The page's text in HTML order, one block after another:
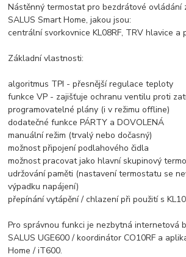
Nástěnný termostat pro bezdrátové ovládání
SALUS Smart Home, jakou jsou:
centrální svorkovnice KL08RF, TRV hlavice a
Základní vlastnosti:
algoritmus TPI - přesnější regulace teploty
funkce VP - zajišťuje ochranu ventilu proti
programovatelné plány (i v režimu offline)
dodatečné funkce PÁRTY a DOVOLENÁ
manuální režim (trvalý nebo dočasný)
možnost připojení podlahového čidla
možnost pracovat jako hlavní skupinový
udržování paměti (nastavení termostatu se
výpadku napájení)
přepínání vytápění / chlazení při použití s
Pro správnou funkci je nezbytná internetová
SALUS UGE600 / koordinátor CO10RF a
Home / iT600.